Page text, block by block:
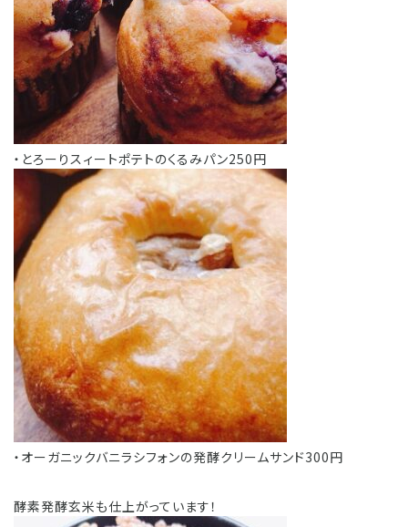
・とろーりスィートポテトのくるみパン250円
・オーガニックバニラシフォンの発酵クリームサンド300円
酵素発酵玄米も仕上がっています！